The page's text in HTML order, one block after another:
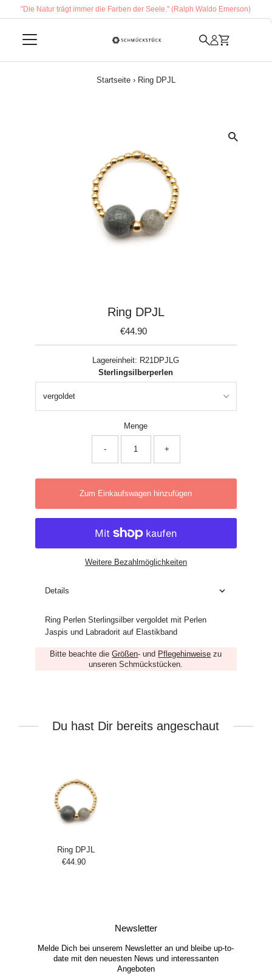
Direkt zum Inhalt
"Die Natur trägt immer die Farben der Seele." (Ralph Waldo Emerson)
Startseite › Ring DPJL
Ring DPJL
Regulärer
Preis
€44.90
Lagereinheit: R21DPJLG
Sterlingsilberperlen
Menge
- +
Zum Einkaufswagen hinzufügen
Weitere Bezahlmöglichkeiten
Details
Ring Perlen Sterlingsilber vergoldet mit Perlen
Jaspis und Labradorit auf Elastikband
Bitte beachte dieGrößen- und Pflegehinweise zu
unseren Schmückstücken.
Du hast Dir bereits angeschaut
Ring DPJL
Regulärer
€44.90
Newsletter
Melde Dich bei unserem Newsletter an und bleibe up-to-
date mit den neuesten News und interessanten
Angeboten